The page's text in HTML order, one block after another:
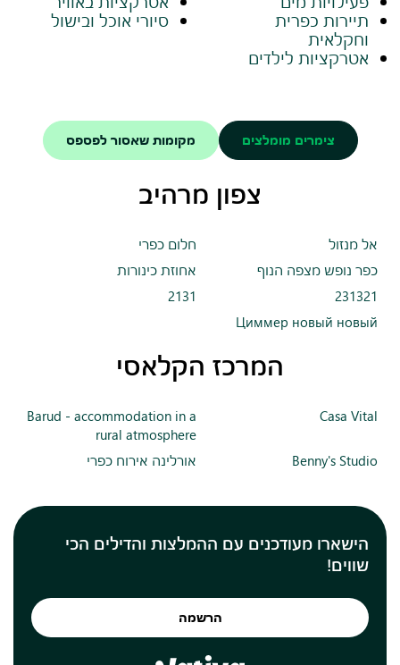
תיירות כפרית
וחקלאית
סיורי אוכל ובישול
אטרקציות לילדים
צימרים מומלצים מקומות שאסור לפספס
צפון מרהיב
אל מנזול
חלום כפרי
כפר נופש מצפה הנוף
אחוזת כינורות
231321
2131
Циммер новый новый
המרכז הקלאסי
Casa Vital
Barud - accommodation in a
rural atmosphere
Benny's Studio
אורלינה אירוח כפרי
הישארו מעודכנים עם ההמלצות והדילים הכי
שווים!
הרשמה